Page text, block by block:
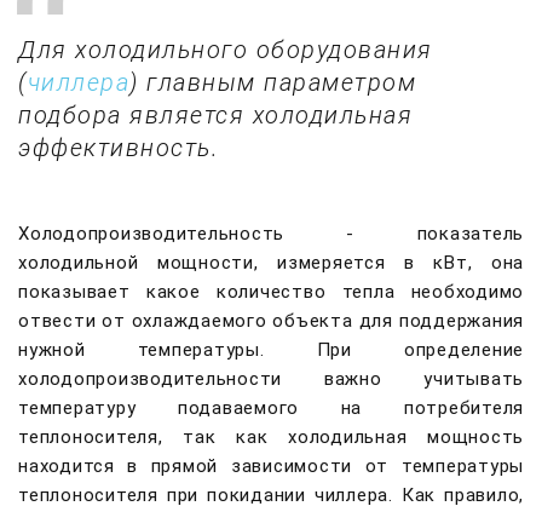
Для холодильного оборудования
(чиллера) главным параметром
подбора является холодильная
эффективность.
Холодопроизводительность - показатель
холодильной мощности, измеряется в кВт, она
показывает какое количество тепла необходимо
отвести от охлаждаемого объекта для поддержания
нужной температуры. При определение
холодопроизводительности важно учитывать
температуру подаваемого на потребителя
теплоносителя, так как холодильная мощность
находится в прямой зависимости от температуры
теплоносителя при покидании чиллера. Как правило,